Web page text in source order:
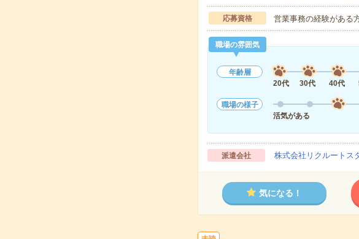
応募資格 営業事務の経験がある
職場の雰囲気
年齢層
20代
30代 40代
職場の様子
活気がある
派遣会社 株式会社リクルートス
気になる！